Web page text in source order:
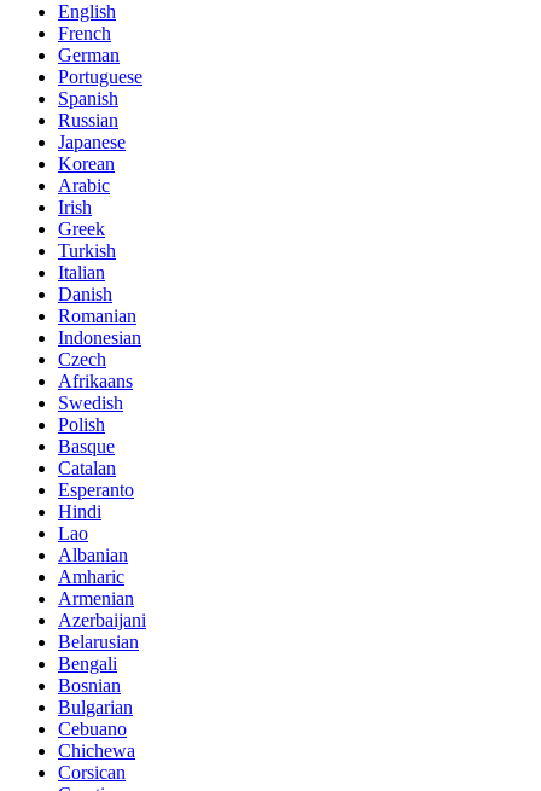
English
French
German
Portuguese
Spanish
Russian
Japanese
Korean
Arabic
Irish
Greek
Turkish
Italian
Danish
Romanian
Indonesian
Czech
Afrikaans
Swedish
Polish
Basque
Catalan
Esperanto
Hindi
Lao
Albanian
Amharic
Armenian
Azerbaijani
Belarusian
Bengali
Bosnian
Bulgarian
Cebuano
Chichewa
Corsican